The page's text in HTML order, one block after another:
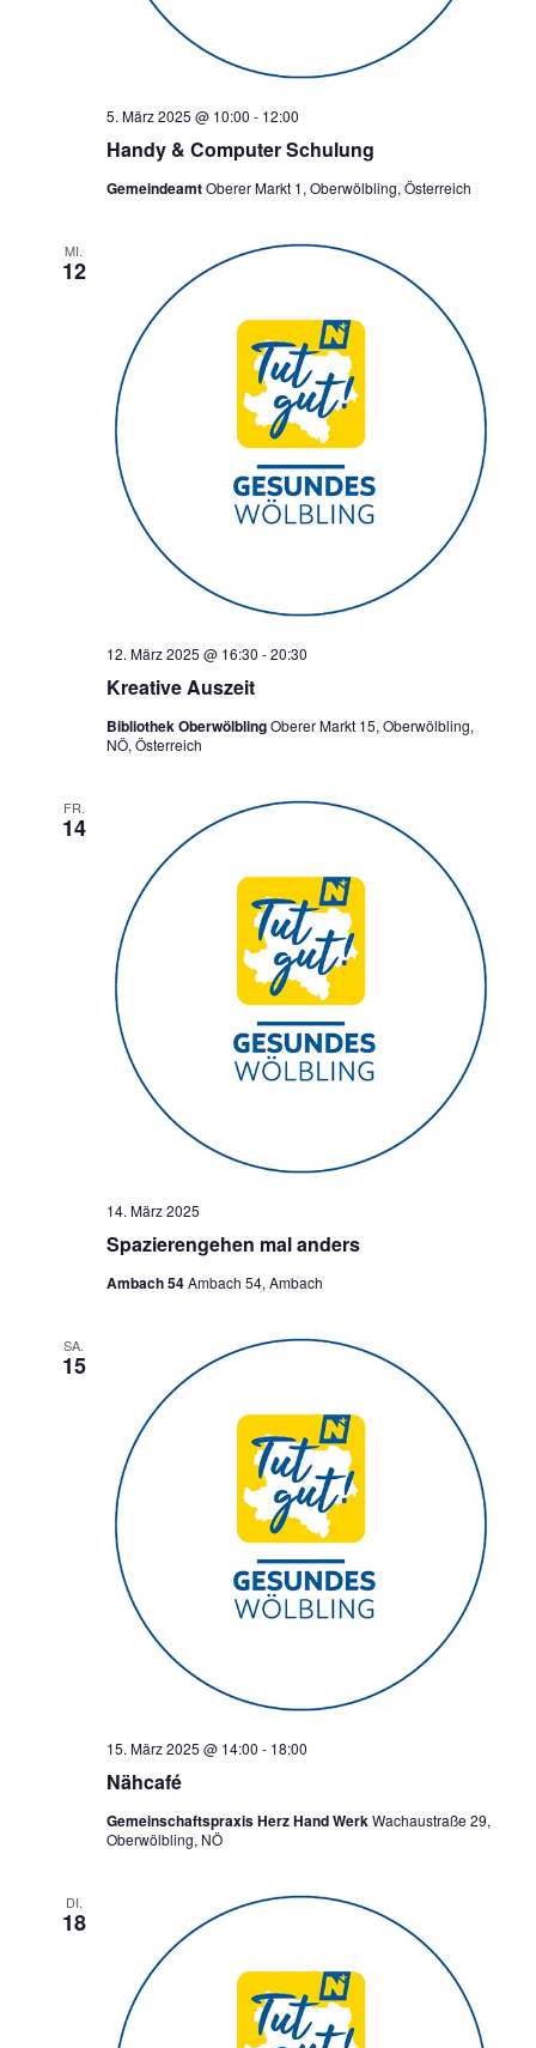
Handy & Computer Schulung
5. März 2025 @ 10:00 - 12:00
GemeindeamtOberer Markt 1, Oberwölbling, Österreich
MI.
12
Kreative Auszeit
12. März 2025 @ 16:30 -20:30
Bibliothek OberwölblingOberer Markt 15, Oberwölbling,
NÖ, Österreich
FR.
14
Spazierengehen mal anders
14. März 2025
Ambach 54Ambach 54, Ambach
SA.
15
Nähcafé
15. März 2025 @ 14:00 - 18:00
Gemeinschaftspraxis Herz Hand WerkWachaustraße 29,
Oberwölbling, NÖ
DI.
18